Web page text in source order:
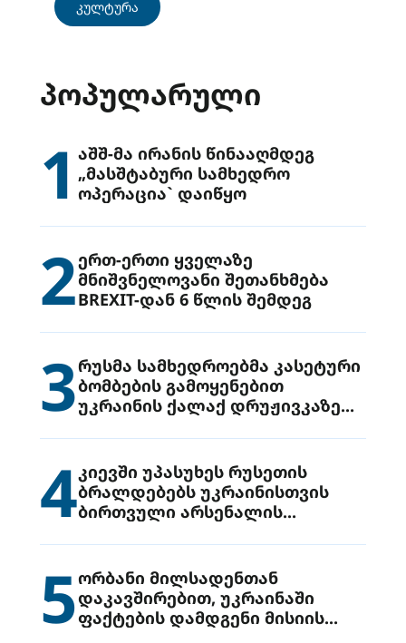
კულტურა
ᲞᲝᲞᲣᲚᲐᲠᲣᲚᲘ
1 აშშ-მა ირანის წინააღმდეგ
„მასშტაბური სამხედრო
ოპერაცია` დაიწყო
2ერთ-ერთი ყველაზე
მნიშვნელოვანი შეთანხმება
BREXIT-დან 6 წლის შემდეგ
3რუსმა სამხედროებმა კასეტური
ბომბების გამოყენებით
უკრაინის ქალაქ დრუჟივკაზე
4კიევში უპასუხეს რუსეთის
ბრალდებებს უკრაინისთვის
ბირთვული არსენალის
5ორბანი მილსადენთან
დაკავშირებით, უკრაინაში
ფაქტების დამდგენი მისიის